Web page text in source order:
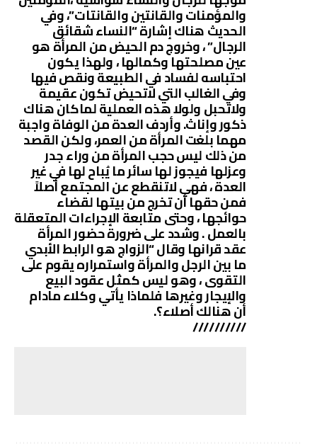
والمؤمنات والقانتين والقانتات”، وفي
الحديث هناك إشارة “النساء شقائق
الرجال” ، وخروج دم الحيض من المرأة هو
عين مصلحتها وكمالها ، ولهذا يكون
احتباسه لفساد في الطبيعة ونقص فيها
وفي الغالب التي لاتحيض تكون عقيمة
ولاتحبل ولولا هذه العملية لماكان هناك
ذكور وإناث. وأردف العدة من الوفاة واجبة
مهما بلغت المرأة من العمر، ولكن القصد
من ذلك ليس حجب المرأة من وراء جدر
وعزلها فيجوز لها سائر ما يُباح لها في غير
العدة ، فهي لاتنقطع عن المجتمع أصلاً
فمن حقها أن تخرج من بيتها لقضاء
حوائجها ، وحتى متابعة الإجراءات المتعقلة
بالعمل . وشدد على ضرورة حضور المرأة
عقد قرانها وقال “الزواج هو الرابط الأبدي
ما بين الرجل والمرأة واستمراره يقوم على
التقوى ، وهو ليس كمثل عقود البيع
والإيجار وغيرها فلماذا يأتي وكلاء مادام
أن هنالك أصلاء؟.
//////////